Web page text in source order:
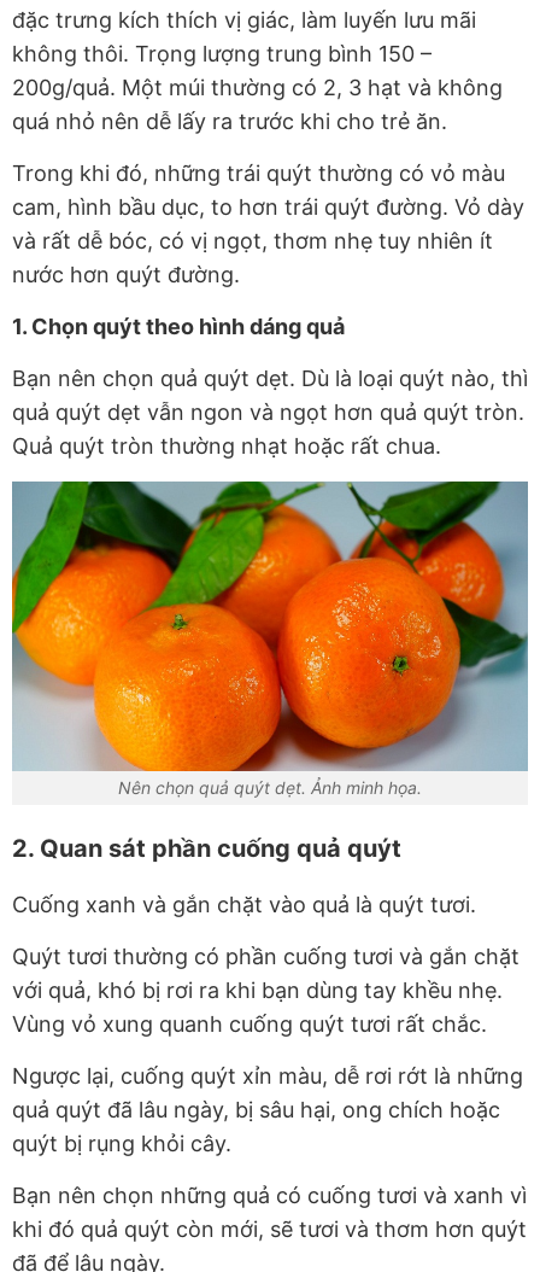
đặc trưng kích thích vị giác, làm luyến lưu mãi
không thôi. Trọng lượng trung bình 150 –
200g/quả. Một múi thường có 2, 3 hạt và không
quá nhỏ nên dễ lấy ra trước khi cho trẻ ăn.
Trong khi đó, những trái quýt thường có vỏ màu
cam, hình bầu dục, to hơn trái quýt đường. Vỏ dày
và rất dễ bóc, có vị ngọt, thơm nhẹ tuy nhiên ít
nước hơn quýt đường.
1. Chọn quýt theo hình dáng quả
Bạn nên chọn quả quýt dẹt. Dù là loại quýt nào, thì
quả quýt dẹt vẫn ngon và ngọt hơn quả quýt tròn.
Quả quýt tròn thường nhạt hoặc rất chua.
Nên chọn quả quýt dẹt. Ảnh minh họa.
2. Quan sát phần cuống quả quýt
Cuống xanh và gắn chặt vào quả là quýt tươi.
Quýt tươi thường có phần cuống tươi và gắn chặt
với quả, khó bị rơi ra khi bạn dùng tay khều nhẹ.
Vùng vỏ xung quanh cuống quýt tươi rất chắc.
Ngược lại, cuống quýt xỉn màu, dễ rơi rớt là những
quả quýt đã lâu ngày, bị sâu hại, ong chích hoặc
quýt bị rụng khỏi cây.
Bạn nên chọn những quả có cuống tươi và xanh vì
khi đó quả quýt còn mới, sẽ tươi và thơm hơn quýt
đã để lâu ngày.